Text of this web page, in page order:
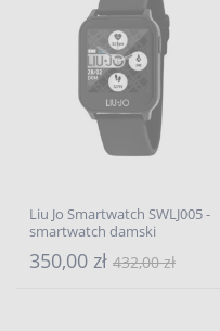
Liu Jo Smartwatch SWLJ005 -
smartwatch damski
350,00 zł 432,00 zł